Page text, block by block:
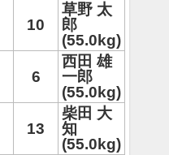
10
草野 太
郎
(55.0kg)
6
西田 雄
一郎
(55.0kg)
13
柴田 大
知
(55.0kg)